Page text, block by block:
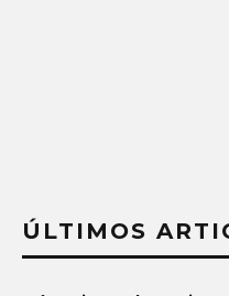
ÚLTIMOS